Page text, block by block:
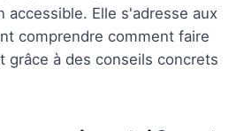
accessible. Elle s'adresse aux
comprendre comment faire
grâce à des conseils concrets